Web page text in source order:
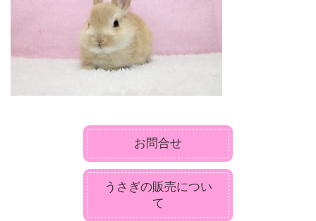
お問合せ
うさぎの販売につい
て